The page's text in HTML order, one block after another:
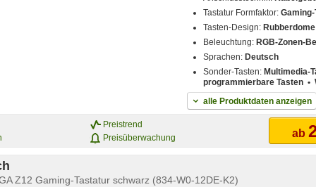
Tastatur Formfaktor:
Tasten-Design:
Beleuchtung: RGB-Zonen-
Sprachen: Deutsch
Sonder-Tasten: Multimedia-
programmierbare Tasten •
alle Produktdaten anzeigen
Preistrend
Preisüberwachung
ab
Z12 Gaming-Tastatur schwarz (834-W0-12DE-K2)